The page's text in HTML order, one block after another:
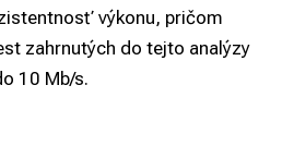
výkonu, pričom
zahrnutých do tejto analýzy
10 Mb/s.